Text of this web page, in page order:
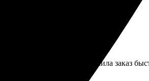
просто отличное. Получила заказ